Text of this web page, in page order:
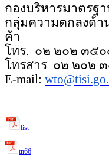
กองบริหารมาตรฐ
กลุ่มความตกลงด้า
ค้า
โทร. ๐๒ ๒๐๒ ๓๕
โทรสาร ๐๒ ๒๐๒
E-mail:
list
tn66